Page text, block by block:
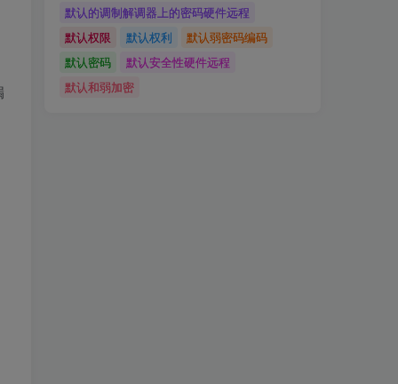
默认的调制解调器上的密码硬件远程
默认权限
默认权利
默认弱密码编码
默认密码
默认安全性硬件远程
默认和弱加密